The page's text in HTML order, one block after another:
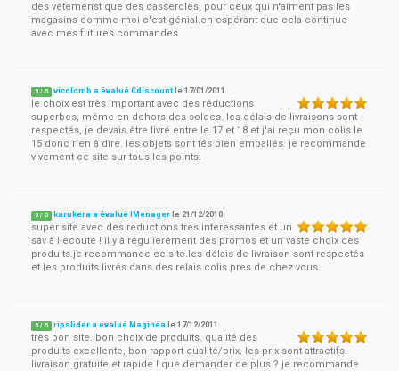
des vetemenst que des casseroles, pour ceux qui n'aiment pas les
magasins comme moi c'est génial.en espérant que cela continue
avec mes futures commandes
5 / 5 vicolomb a évalué Cdiscount le17/01/2011
le choix est très important avec des réductions
superbes, même en dehors des soldes. les délais de livraisons sont
respectés, je devais être livré entre le 17 et 18 et j'ai reçu mon colis le
15 donc rien à dire. les objets sont tés bien emballés. je recommande
vivement ce site sur tous les points.
5 / 5 karukera a évalué IMenager le 21/12/2010
super site avec des reductions tres interessantes et un
sav à l'ecoute ! il y a regulierement des promos et un vaste choix des
produits.je recommande ce site.les délais de livraison sont respectés
et les produits livrés dans des relais colis pres de chez vous.
5 / 5 ripslider a évalué Maginéa le17/12/2011
très bon site. bon choix de produits. qualité des
produits excellente, bon rapport qualité/prix. les prix sont attractifs.
livraison gratuite et rapide ! que demander de plus ? je recommande